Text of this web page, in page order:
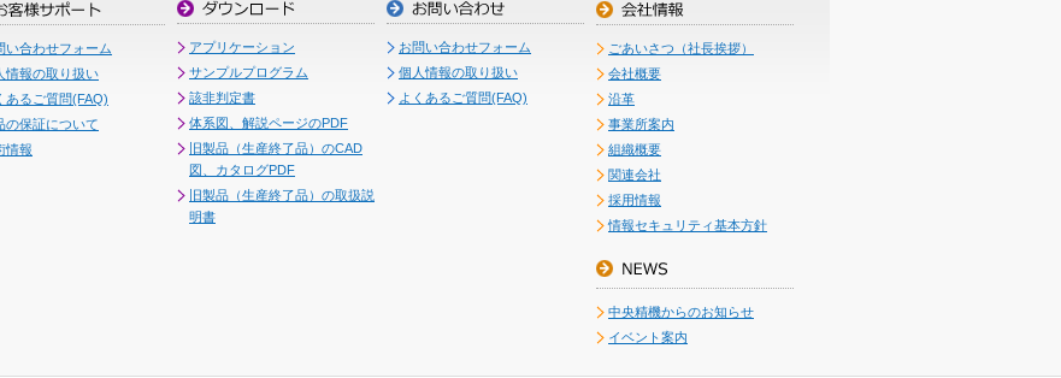
い合わせフォーム
情報の取り扱い
あるご質問(FAQ)
の保証について
情報
アプリケーション
サンプルプログラム
該非判定書
体系図、解説ページのPDF
旧製品（生産終了品）のCAD
図、カタログPDF
旧製品（生産終了品）の取扱説
明書
お問い合わせフォーム
個人情報の取り扱い
よくあるご質問(FAQ)
ごあいさつ（社長挨拶）
会社概要
沿革
事業所案内
組織概要
関連会社
採用情報
情報セキュリティ基本方針
中央精機からのお知らせ
イベント案内